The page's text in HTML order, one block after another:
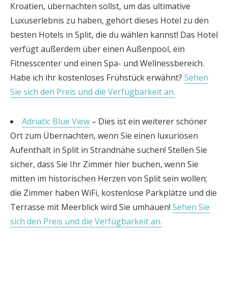
Kroatien, übernachten sollst, um das ultimative
Luxuserlebnis zu haben, gehört dieses Hotel zu den
besten Hotels in Split, die du wählen kannst! Das Hotel
verfügt außerdem über einen Außenpool, ein
Fitnesscenter und einen Spa- und Wellnessbereich.
Habe ich ihr kostenloses Frühstück erwähnt? Sehen
Sie sich den Preis und die Verfügbarkeit an.
Adriatic Blue View – Dies ist ein weiterer schöner
Ort zum Übernachten, wenn Sie einen luxuriösen
Aufenthalt in Split in Strandnähe suchen! Stellen Sie
sicher, dass Sie Ihr Zimmer hier buchen, wenn Sie
mitten im historischen Herzen von Split sein wollen;
die Zimmer haben WiFi, kostenlose Parkplätze und die
Terrasse mit Meerblick wird Sie umhauen! Sehen Sie
sich den Preis und die Verfügbarkeit an.